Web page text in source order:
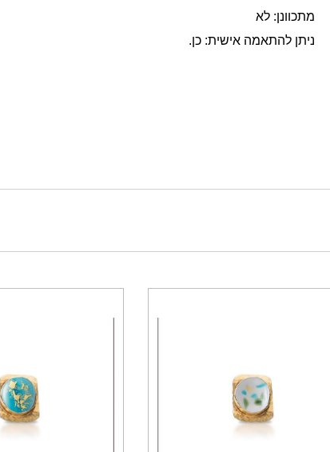
מתכוונן: לא
ניתן להתאמה אישית: כן.